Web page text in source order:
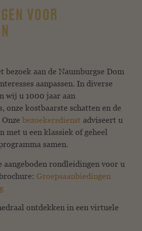
VOOR
bezoek aan de Naumburgse Dom
aanpassen. In diverse
wij u 1000 jaar aan
onze kostbaarste schatten en de
bezoekersdienst adviseert u
met u een klassiek of geheel
samen.
aangeboden rondleidingen voor u
Groepsaanbiedingen
ontdekken in een virtuele